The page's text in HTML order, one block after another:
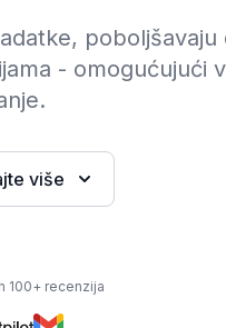
- omogućujući
više
100+ recenzija